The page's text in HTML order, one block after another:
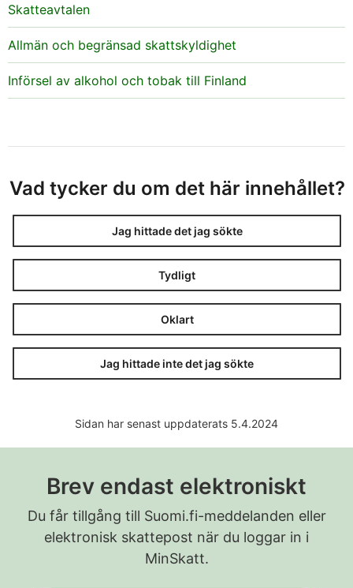
Skatteavtalen
Allmän och begränsad skattskyldighet
Införsel av alkohol och tobak till Finland
Vad tycker du om det här innehållet?
Jag hittade det jag sökte
Tydligt
Oklart
Jag hittade inte det jag sökte
Sidan har senast uppdaterats 5.4.2024
Brev endast elektroniskt
Du får tillgång till Suomi.fi-meddelanden eller
elektronisk skattepost när du loggar in i
MinSkatt.